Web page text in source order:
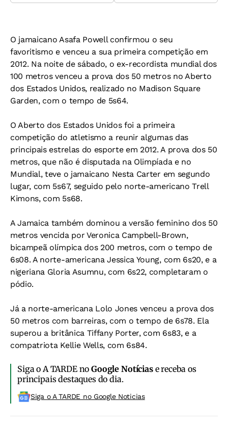
O jamaicano Asafa Powell confirmou o seu
favoritismo e venceu a sua primeira competição em
2012. Na noite de sábado, o ex-recordista mundial dos
100 metros venceu a prova dos 50 metros no Aberto
dos Estados Unidos, realizado no Madison Square
Garden, com o tempo de 5s64.
O Aberto dos Estados Unidos foi a primeira
competição do atletismo a reunir algumas das
principais estrelas do esporte em 2012. A prova dos 50
metros, que não é disputada na Olimpíada e no
Mundial, teve o jamaicano Nesta Carter em segundo
lugar, com 5s67, seguido pelo norte-americano Trell
Kimons, com 5s68.
A Jamaica também dominou a versão feminino dos 50
metros vencida por Veronica Campbell-Brown,
bicampeã olímpica dos 200 metros, com o tempo de
6s08. A norte-americana Jessica Young, com 6s20, e a
nigeriana Gloria Asumnu, com 6s22, completaram o
pódio.
Já a norte-americana Lolo Jones venceu a prova dos
50 metros com barreiras, com o tempo de 6s78. Ela
superou a britânica Tiffany Porter, com 6s83, e a
compatriota Kellie Wells, com 6s84.
Siga o A TARDE noGoogle Notíciase receba os
principais destaques do dia.
Siga o A TARDE no Google Noticias